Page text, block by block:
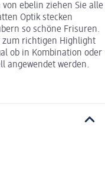
ebelin ziehen Sie alle
Optik stecken
so schöne Frisuren.
zum richtigen Highlight
ob in Kombination oder
angewendet werden.